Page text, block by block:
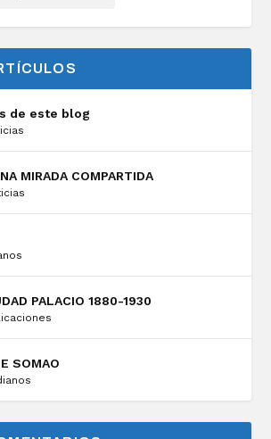
de este blog
MIRADA COMPARTIDA
PALACIO 1880-1930
SOMAO